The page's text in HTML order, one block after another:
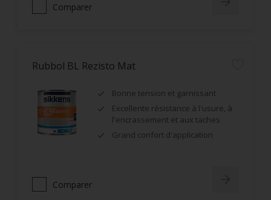
Comparer
Rubbol BL Rezisto Mat
Bonne tension et garnissant
Excellente résistance à l'usure, à
l'encrassement et aux taches
Grand confort d'application
Comparer